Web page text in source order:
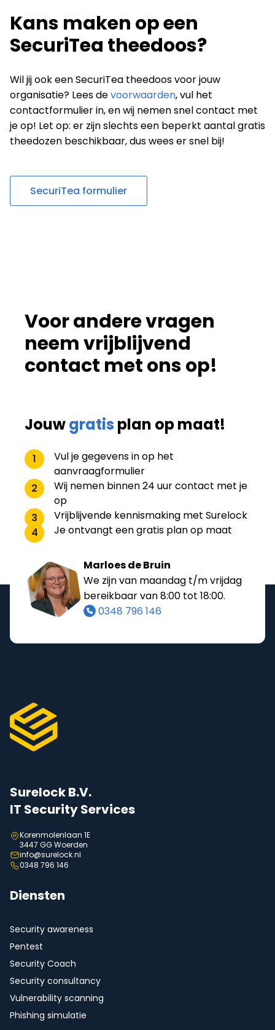
Kans maken op een
SecuriTea theedoos?
Wil jij ook een SecuriTea theedoos voor jouw
organisatie? Lees devoorwaarden, vul het
contactformulier in, en wij nemen snel contact met
je op! Let op: er zijn slechts een beperkt aantal gratis
theedozen beschikbaar, dus wees er snel bij!
SecuriTea formulier
Voor andere vragen
neem vrijblijvend
contact met ons op!
Jouwgratis plan op maat!
1
Vul je gegevens in op het
aanvraagformulier
2
Wij nemen binnen 24 uur contact met je
op
3
Vrijblijvende kennismaking met Surelock
4
Je ontvangt eengratis plan op maat
Marloes de Bruin
We zijn van maandag t/m vrijdag
bereikbaar van 8:00 tot 18:00.
0348 796 146
Surelock B.V.
IT Security Services
Korenmolenlaan 1E
3447 GG Woerden
info@surelock.nl
0348 796 146
Diensten
Security awareness
Pentest
Security Coach
Security consultancy
Vulnerability scanning
Phishing simulatie